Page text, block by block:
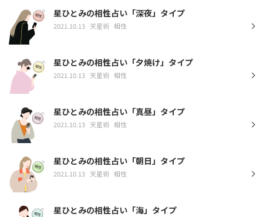
星ひとみの相性占い「深夜」タイプ
2021.10.13 天星術 相性
星ひとみの相性占い「夕焼け」タイプ
2021.10.13 天星術 相性
星ひとみの相性占い「真昼」タイプ
2021.10.13 天星術 相性
星ひとみの相性占い「朝日」タイプ
2021.10.13 天星術 相性
星ひとみの相性占い「海」タイプ